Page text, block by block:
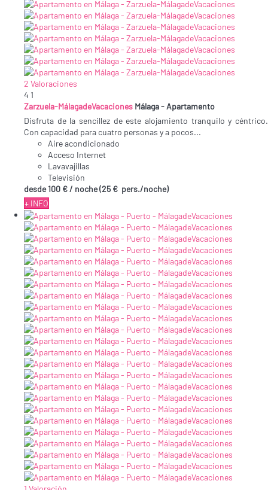
2 Valoraciones
4 1
Zarzuela-MálagadeVacaciones Málaga -Apartamento
Disfruta de la sencillez de este alojamiento tranquilo y céntrico.
Con capacidad para cuatro personas y a pocos...
Aire acondicionado
Acceso Internet
Lavavajillas
Televisión
desde 100 €/ noche(25 € pers./noche)
+ INFO